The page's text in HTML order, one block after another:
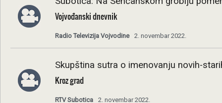
Vojvođanski dnevnik
Radio Televizija Vojvodine 2. novembar 2022.
Skupština sutra o imenovanju novih-
Kroz grad
RTV Subotica 2. novembar 2022.